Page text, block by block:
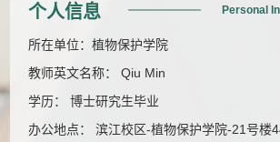
个人信息
Personal
所在单位：植物保护学院
教师英文名称： Qiu Min
学历： 博士研究生毕业
办公地点： 滨江校区-植物保护学院-21号楼